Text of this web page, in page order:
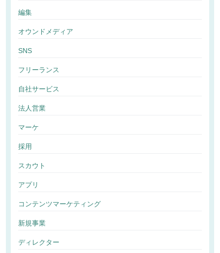
編集
オウンドメディア
SNS
フリーランス
自社サービス
法人営業
マーケ
採用
スカウト
アプリ
コンテンツマーケティング
新規事業
ディレクター